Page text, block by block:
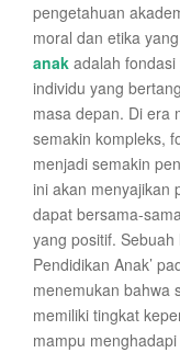
pengetahuan
moral dan etika
anak adalah
individu yang
masa depan. Di era
semakin kompleks,
menjadi semakin
ini akan menyajikan
dapat bersama-
yang positif. Sebuah
Pendidikan Anak’
menemukan bahwa
memiliki tingkat
mampu